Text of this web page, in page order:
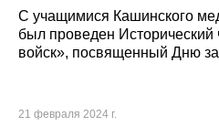
C учащимися Кашинского
был проведен Исторический
войск», посвященный Дню
21 февраля 2024 г.